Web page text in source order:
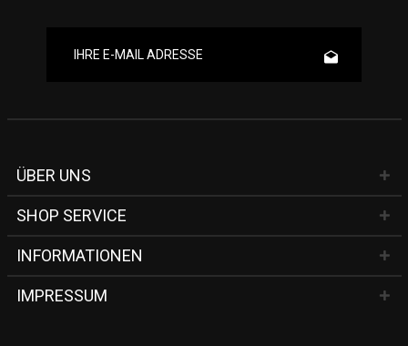
ÜBER UNS
SHOP SERVICE
INFORMATIONEN
IMPRESSUM